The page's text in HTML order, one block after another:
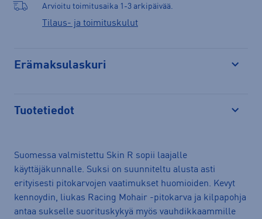
Arvioitu toimitusaika 1-3 arkipäivää.
Tilaus- ja toimituskulut
Erämaksulaskuri
Tuotetiedot
Suomessa valmistettu Skin R sopii laajalle
käyttäjäkunnalle. Suksi on suunniteltu alusta asti
erityisesti pitokarvojen vaatimukset huomioiden. Kevyt
kennoydin, liukas Racing Mohair -pitokarva ja kilpapohja
antaa sukselle suorituskykyä myös vauhdikkaammille